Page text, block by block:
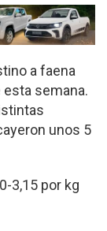
a faena
esta semana.
unos 5
3,15 por kg